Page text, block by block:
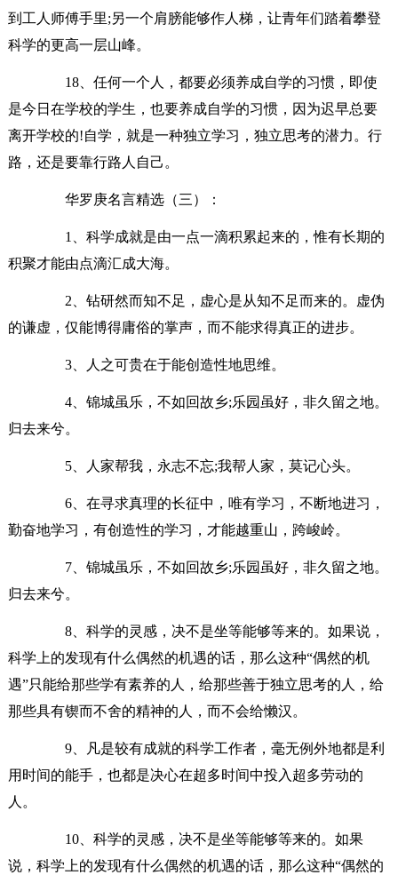
到工人师傅手里;另一个肩膀能够作人梯，让青年们踏着攀登
科学的更高一层山峰。
18、任何一个人，都要必须养成自学的习惯，即使
是今日在学校的学生，也要养成自学的习惯，因为迟早总要
离开学校的!自学，就是一种独立学习，独立思考的潜力。行
路，还是要靠行路人自己。
华罗庚名言精选（三）：
1、科学成就是由一点一滴积累起来的，惟有长期的
积聚才能由点滴汇成大海。
2、钻研然而知不足，虚心是从知不足而来的。虚伪
的谦虚，仅能博得庸俗的掌声，而不能求得真正的进步。
3、人之可贵在于能创造性地思维。
4、锦城虽乐，不如回故乡;乐园虽好，非久留之地。
归去来兮。
5、人家帮我，永志不忘;我帮人家，莫记心头。
6、在寻求真理的长征中，唯有学习，不断地进习，
勤奋地学习，有创造性的学习，才能越重山，跨峻岭。
7、锦城虽乐，不如回故乡;乐园虽好，非久留之地。
归去来兮。
8、科学的灵感，决不是坐等能够等来的。如果说，
科学上的发现有什么偶然的机遇的话，那么这种“偶然的机
遇”只能给那些学有素养的人，给那些善于独立思考的人，给
那些具有锲而不舍的精神的人，而不会给懒汉。
9、凡是较有成就的科学工作者，毫无例外地都是利
用时间的能手，也都是决心在超多时间中投入超多劳动的
人。
10、科学的灵感，决不是坐等能够等来的。如果
说，科学上的发现有什么偶然的机遇的话，那么这种“偶然的